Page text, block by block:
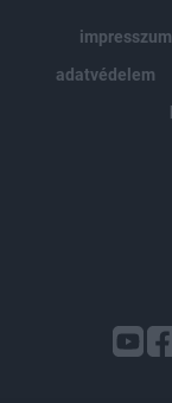
impresszum
adatvédelem